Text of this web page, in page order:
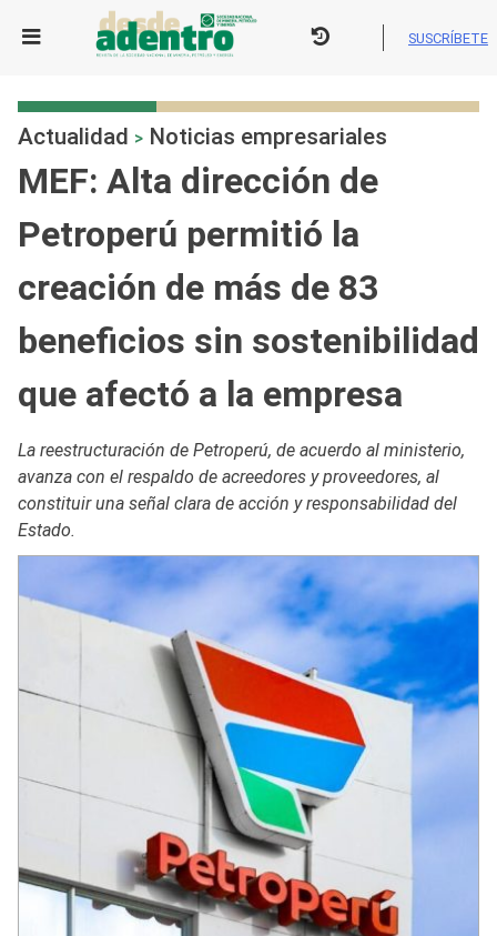
SUSCRÍBETE
Actualidad > Noticias empresariales
MEF: Alta dirección de
Petroperú permitió la
creación de más de 83
beneficios sin sostenibilidad
que afectó a la empresa
La reestructuración de Petroperú, de acuerdo al ministerio,
avanza con el respaldo de acreedores y proveedores, al
constituir una señal clara de acción y responsabilidad del
Estado.